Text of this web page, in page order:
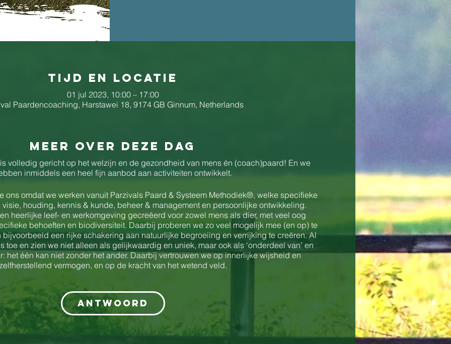
Tijd en locatie
01 jul 2023, 10:00 – 17:00
Paardencoaching, Harstawei 18, 9174 GB Ginnum, Netherlands
Meer over deze dag
volledig gericht op het welzijn en de gezondheid van mens én (coach)paard! En we
inmiddels een heel fijn aanbod aan activiteiten ontwikkelt.
ons omdat we werken vanuit Parzivals Paard & Systeem Methodiek®, welke specifieke
houding, kennis & kunde, beheer & management en persoonlijke ontwikkeling.
heerlijke leef- en werkomgeving gecreëerd voor zowel mens als dier, met veel oog
behoeften en biodiversiteit. Daarbij proberen we zo veel mogelijk mee (en op) te
een rijke schakering aan natuurlijke begroeiing en verrijking te creëren. Al
toe en zien we niet alleen als gelijkwaardig en uniek, maar ook als ‘onderdeel van’ en
het één kan niet zonder het ander. Daarbij vertrouwen we op innerlijke wijsheid en
vermogen, en op de kracht van het wetend veld.
op zaterdag 1 juli 2023, geven we je graag een kijkje in onze keuken. Zodat jij kan
onze dieren, ons aanbod, onze visie en werkwijze en natuurlijk onze superfijne plek.
een inspiratiewandeling doen door Paard & Tuin Harstahof, waarin twee mini DIY
Bovendien er is een mini strodorp in de stal van de boerderij, met een winkeltje en
Daarnaast is er de mogelijkheid om, op inschrijving, een aantal mooie
Antwoord